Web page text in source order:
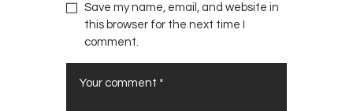
Save my name, email, and website in
this browser for the next time I
comment.